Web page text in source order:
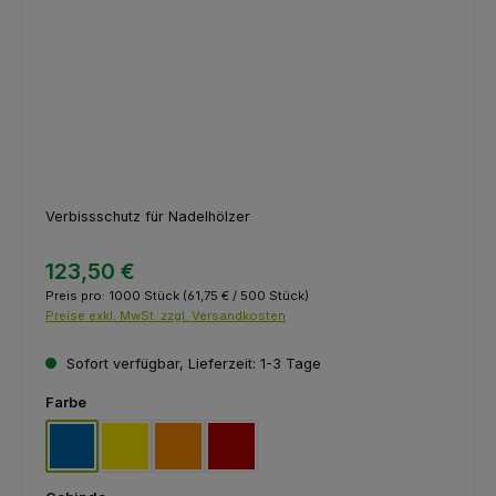
Verbissschutz für Nadelhölzer
123,50 €
Preis pro: 1000 Stück (61,75 € / 500 Stück)
Preise exkl. MwSt. zzgl. Versandkosten
Sofort verfügbar, Lieferzeit: 1-3 Tage
Farbeauswählen